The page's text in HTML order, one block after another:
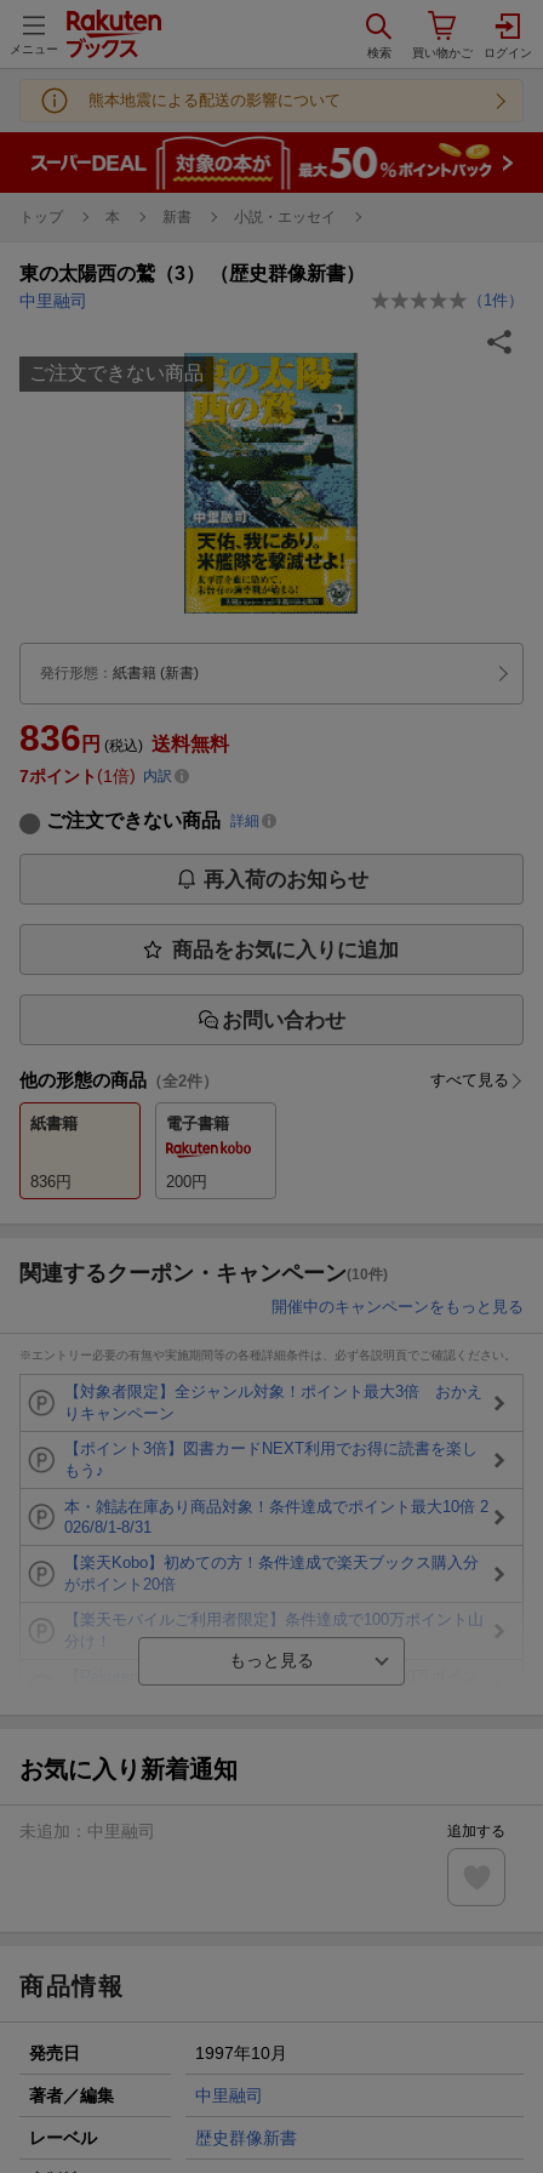
メニュー
熊本地震による配送の影響について
トップ 本 新書 小説・エッセイ
東の太陽西の鷲（3） （歴史群像新書）
中里融司 （ 1 件）
ご注文できない商品
発行形態 ： 紙書籍 (新書)
836 円 (税込) 送料無料
7ポイント 1倍 内訳
ご注文できない商品 詳細
再入荷のお知らせ
商品をお気に入りに追加
お問い合わせ
他の形態の商品 （全2件） すべて見る
紙書籍
836円
電子書籍
200円
関連するクーポン・キャンペーン(10件)
開催中のキャンペーンをもっと見る
※エントリー必要の有無や実施期間等の各種詳細条件は、必ず各説明頁でご確認ください。
【対象者限定】全ジャンル対象！ポイント最大3倍 おかえ
りキャンペーン
【ポイント3倍】図書カードNEXT利用でお得に読書を楽し
もう♪
本・雑誌在庫あり商品対象！条件達成でポイント最大10倍 2
026/8/1-8/31
【楽天Kobo】初めての方！条件達成で楽天ブックス購入分
がポイント20倍
【楽天モバイルご利用者限定】条件達成で100万ポイント山
分け！
が当たる！
条件達成で楽天限定・宝塚歌劇 宙組貸切公演ペアチケット
エントリー＆条件達成で『鬼滅の刃』オリジナルきんちゃく
お気に入り新着通知
未追加： 中里融司 追加する
商品情報
発売日 1997年10月
著者／編集 中里融司
レーベル 歴史群像新書